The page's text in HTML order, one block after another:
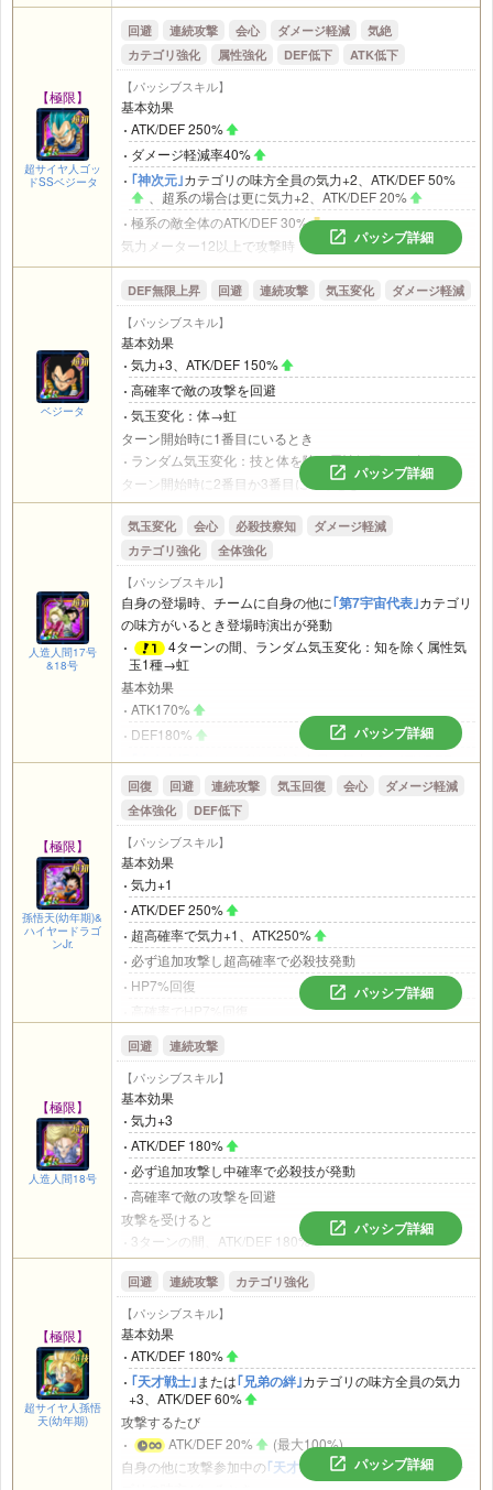
全ての攻撃をガード
超高確率で必殺技が追加発動
｢神次元｣カテゴリの味方全員のDEF30% 、
カテゴリを含む場合は更にATK/DEF 50%
避率25%
、ダメージ軽減率10%
名称に｢ウイス｣を含むキャラの回避率10%
｢神次元｣カテゴリの敵がいるとき
気力+3、ATK300%
必殺技が追加発動
｢神次元｣カテゴリの味方全員のATK30% 、｢惑星破壊｣
カテゴリを含む場合は更にATK50%
、会心率25%
名称に｢ウイス｣を含むキャラのATK/DEF 100%
｢神次元｣カテゴリの敵がいないとき
超高確率で気力+3、ATK300%
超高確率で必殺技が追加発動
攻撃するまでダメージ軽減率20%
攻撃時
ATK200%
攻撃を受けるとき
DEF250%
攻撃を受けるか回避すると
、会心率30%
敵の
格闘系必殺技を受けるとき
超高確率で無効化し超絶大な威力で反撃
｢神次元｣カテゴリの敵がいる場合、必ず無効化し激烈な
威力で反撃
【極限】
超サイヤ人ゴッ
ドSSベジータ
回避 連続攻撃 会心 ダメージ軽減
気絶
カテゴリ強化
属性強化 DEF低下 ATK低下
【パッシブスキル】
基本効果
ATK/DEF 250%
ダメージ軽減率40%
｢神次元｣カテゴリの味方全員の気力+2、ATK/DEF 50%
、超系の場合は更に気力+2、ATK/DEF 20%
極系の敵全体のATK/DEF 30%
気力メーター12以上で攻撃時
ATK200%
ダメージ軽減率20%
自身の他に攻撃参加中の
き
必殺技が追加発動
攻撃を受けるときにDEF200%
高確率で会心が発動
高確率で敵の攻撃を回避
攻撃参加中の超系の味方が3体いるときまたは極系の敵がい
るとき
攻撃時にATK200%
攻撃した敵を超高確率で2ターン気絶させる
1番目か2番目で攻撃時、必ず追加攻撃し超高確率で必殺
技発動
3番目で攻撃時、ATK/DEF 300%
パッシブ詳細
ベジータ
DEF無限上昇 回避 連続攻撃 気玉変化 ダメージ軽減
【パッシブスキル】
基本効果
気力+3、ATK/DEF 150%
高確率で敵の攻撃を回避
気玉変化：体→虹
ターン開始時に1番目にいるとき
ランダム気玉変化：技と体を除く属性気玉1種→虹
ターン開始時に2番目か3番目にいるとき
高確率ランダム気玉変化：技と体を除く属性気玉1種→虹
気力メーター12以上で攻撃時
ATK/DEF 100%
3番目で攻撃時
ATK200%
必殺技が追加発動
自身の他に攻撃参加中の｢劇場版HERO｣または｢劇場版
BOSS｣カテゴリの味方がいるとき
ATK/DEF 150%
ダメージ軽減率30%
攻撃参加中の｢劇場版HERO｣
カテゴリの味方が3体いるとき
または｢劇場版BOSS｣カテゴリの味方が2体以上いるとき
ATK/DEF 150%
回避率30%
パッシブ詳細
人造人間17号
&18号
気玉変化 会心 必殺技察知
ダメージ軽減
カテゴリ強化
全体強化
【パッシブスキル】
自身の登場時、チームに自身の他に｢第7宇宙代表｣カテゴリ
の味方がいるとき登場時演出が発動
4ターンの間、ランダム気玉変化：知を除く属性気
玉1種→虹
基本効果
ATK170%
DEF180%
｢大会出場者｣カテゴリの味方全員の気力+2、ATK/DEF
35%
気力メーター12以上で攻撃時
ATK/DEF 50%
ダメージ軽減率35%
取得気玉7個以上
ATK50%
高確率で会心が発動
｢大会出場者｣カテゴリの味方全員の気力+1、ATK17%
、DEF18%
名称に｢孫悟空｣(少年期、ギニュー、Jr.等を除く)を含むキャ
ラが攻撃参加中の味方にいるとき
敵の必殺技を見極める
気力メーター12以上で攻撃時にATK59%
パッシブ詳細
【極限】
孫悟天(幼年期)&
ハイヤードラゴ
ンJr.
回復 回避 連続攻撃 気玉回復 会心
ダメージ軽減
全体強化
DEF低下
【パッシブスキル】
基本効果
気力+1
ATK/DEF 250%
超高確率で気力+1、ATK250%
必ず追加攻撃し超高確率で必殺技発動
HP7%回復
高確率でHP7%回復
お菓子で回復
気力メーター12以上で攻撃時
ATK/DEF 200%
中確率で会心が発動
自身の他に攻撃参加中の｢親友の絆｣カテゴリの味方がいる
とき
気力+2
ダメージ軽減率35%
ダメージ軽減率35%
2ターンの間、味方全員のATK/DEF 35%
自身の他に攻撃参加中の
｢孫悟空の系譜｣
いるとき
高確率で敵の攻撃を回避
必ず追加攻撃し高確率で必殺技が発動
パッシブ詳細
【極限】
人造人間18号
回避 連続攻撃
【パッシブスキル】
基本効果
気力+3
ATK/DEF 180%
必ず追加攻撃し中確率で必殺技が発動
高確率で敵の攻撃を回避
攻撃を受けると
3ターンの間、ATK/DEF 180%
敵の攻撃を回避すると
3ターンの間、ATK180%
、必ず追加攻撃し中確率で必
殺技が発動
チームに自身の他に
必ず必殺技が追加発動
パッシブ詳細
【極限】
超サイヤ人孫悟
天(幼年期)
回避 連続攻撃 カテゴリ強化
【パッシブスキル】
基本効果
ATK/DEF 180%
｢天才戦士｣または｢兄弟の絆｣カテゴリの味方全員の気力
+3、ATK/DEF 60%
攻撃するたび
ATK/DEF 20%
(最大100%)
自身の他に攻撃参加中の｢天才戦士｣または｢兄弟の絆｣
カテ
パッシブ詳細